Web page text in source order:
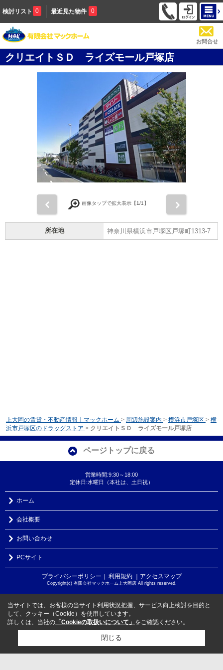
検討リスト 0 最近見た物件 0
お問合せ
クリエイトＳＤ ライズモール戸塚店
画像タップで拡大表示【1/1】
所在地 神奈川県横浜市戸塚区戸塚町1313-7
上大岡の賃貸・不動産情報｜マックホーム > 周辺施設案内 > 横浜市戸塚区 > 横
浜市戸塚区のドラッグストア > クリエイトＳＤ ライズモール戸塚店
ページトップに戻る
営業時間:9:30～18:00
定休日:水曜日（本社は、土日祝）
ホーム
会社概要
お問い合わせ
PCサイト
プライバシーポリシー ｜ 利用規約 ｜アクセスマップ
Copyright(c) 有限会社マックホーム上大岡店 All rights reserved.
当サイトでは、お客様の当サイト利用状況把握、サービス向上検討を目的と
して、クッキー（Cookie）を使用しています。
詳しくは、当社の 「Cookieの取扱いについて」 をご確認ください。
閉じる